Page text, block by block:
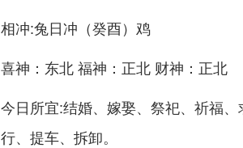
相冲:兔日冲（癸酉）鸡
喜神 ：东北 福神：正北 财神：正北
今日所宜:结婚、嫁娶、祭祀、祈福
行、提车、拆卸。